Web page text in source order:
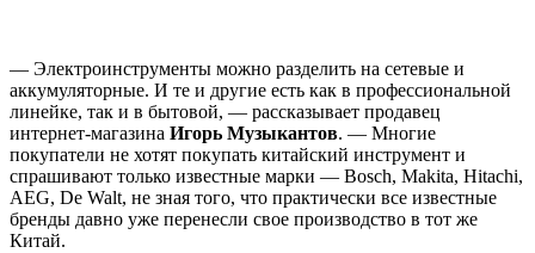
— Электроинструменты можно разделить на сетевые и
аккумуляторные. И те и другие есть как в профессиональной
линейке, так и в бытовой, — рассказывает продавец
интернет-магазина Игорь Музыкантов. — Многие
покупатели не хотят покупать китайский инструмент и
спрашивают только известные марки — Bosch, Makita, Hitachi,
AEG, De Walt, не зная того, что практически все известные
бренды давно уже перенесли свое производство в тот же
Китай.